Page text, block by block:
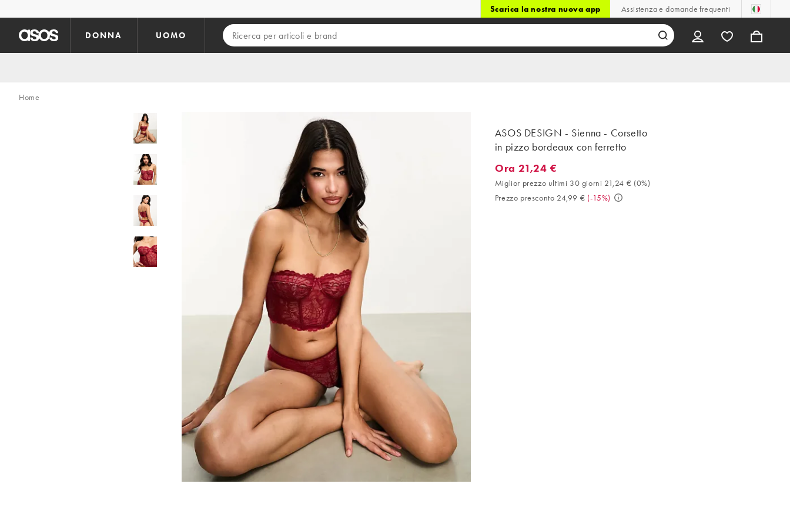
Scarica la nostra nuova app Assistenza e domande frequenti
DONNA UOMO
Home
ASOS DESIGN - Sienna - Corsetto
in pizzo bordeaux con ferretto
Ora 21,24 €. Miglior prezzo ultimi 30 giorni 21,24 € (0%). Prezzo
Ora 21,24 €
Miglior prezzo ultimi 30 giorni 21,24 € (0%)
Prezzo presconto 24,99 € (-15%)